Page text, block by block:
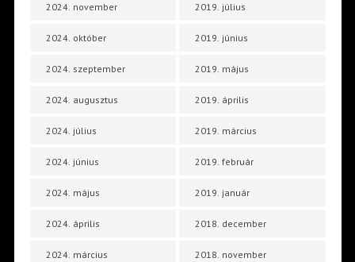
2024. november
2024. október
2024. szeptember
2024. augusztus
2024. július
2024. június
2024. május
2024. április
2024. március
2019. július
2019. június
2019. május
2019. április
2019. március
2019. február
2019. január
2018. december
2018. november